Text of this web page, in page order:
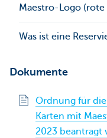
Maestro-Logo (rote
Was ist eine
Dokumente
Ordnung für
Karten mit
2023 beantragt